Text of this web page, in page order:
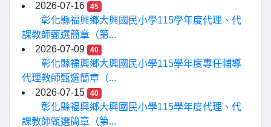
2026-07-16
45
彰化縣福興鄉大興國民小學115學年度代理、代
課教師甄選簡章（第...
2026-07-09
40
彰化縣福興鄉大興國民小學115學年度專任輔導
代理教師甄選簡章（...
2026-07-15
40
彰化縣福興鄉大興國民小學115學年度代理、代
課教師甄選簡章（第...